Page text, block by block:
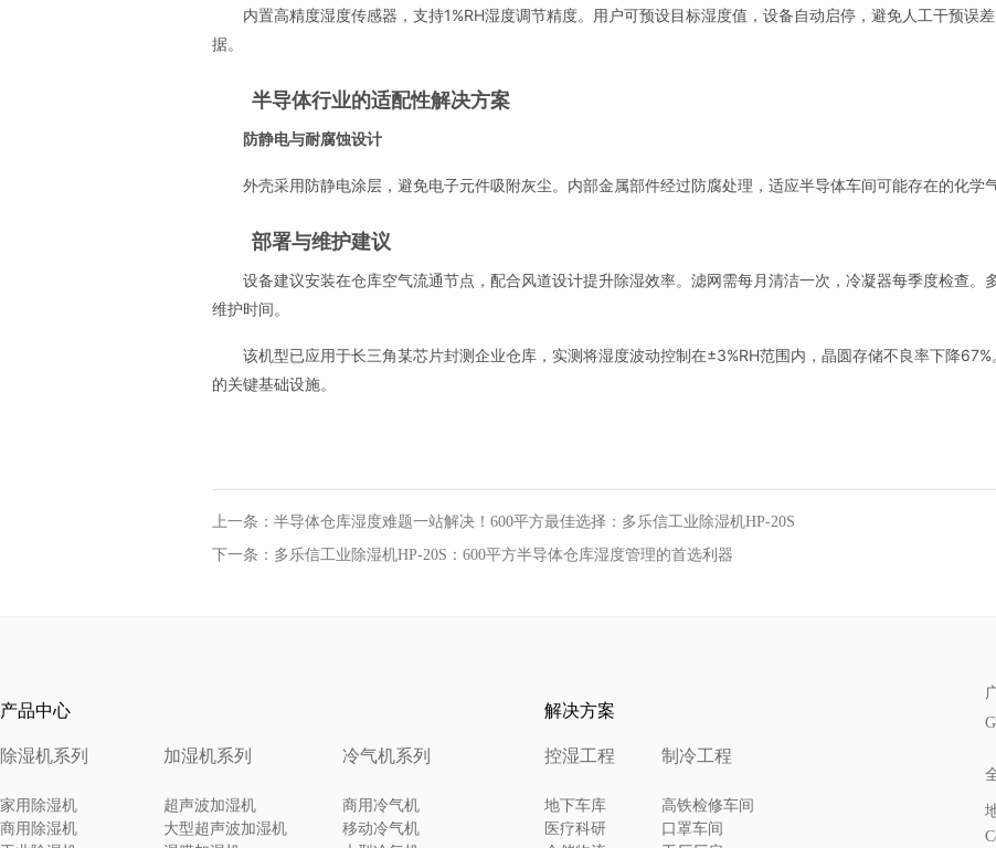
内置高精度湿度传感器，支持1%RH湿度调节精度。用户可预设目标湿度值，设备自动启停，避免人工干预误
据。
半导体行业的适配性解决方案
防静电与耐腐蚀设计
外壳采用防静电涂层，避免电子元件吸附灰尘。内部金属部件经过防腐处理，适应半导体车间可能存在的化学气
部署与维护建议
设备建议安装在仓库空气流通节点，配合风道设计提升除湿效率。滤网需每月清洁一次，冷凝器每季度检查。
维护时间。
该机型已应用于长三角某芯片封测企业仓库，实测将湿度波动控制在±3%RH范围内，晶圆存储不良率下降
的关键基础设施。
上一条：半导体仓库湿度难题一站解决！600平方最佳选择：多乐信工业除湿机HP-20S
下一条：多乐信工业除湿机HP-20S：600平方半导体仓库湿度管理的首选利器
产品中心
除湿机系列
家用除湿机
商用除湿机
加湿机系列
超声波加湿机
大型超声波加湿机
冷气机系列
商用冷气机
移动冷气机
解决方案
控湿工程
地下车库
医疗科研
制冷工程
高铁检修车间
口罩车间